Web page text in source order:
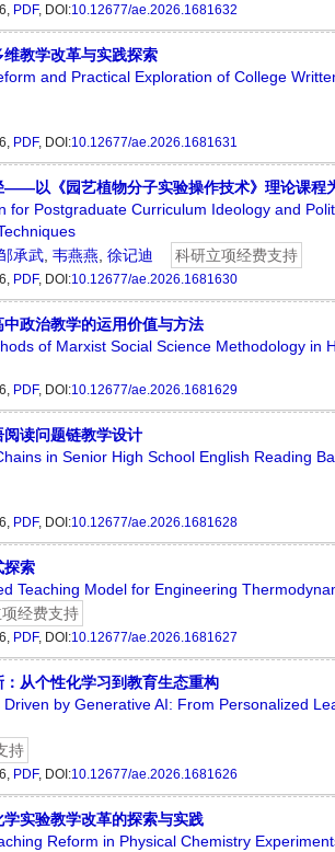
PDF, DOI:10.12677/ae.2026.1681632
教学改革与实践探索
and Practical Exploration of College
PDF, DOI:10.12677/ae.2026.1681631
——以《园艺植物分子实验操作技术》理论课程
for Postgraduate Curriculum Ideology and
承武, 韦燕燕, 徐记迪 科研立项经费支持
PDF, DOI:10.12677/ae.2026.1681630
政治教学的运用价值与方法
of Marxist Social Science Methodology in
PDF, DOI:10.12677/ae.2026.1681629
读问题链教学设计
in Senior High School English Reading
PDF, DOI:10.12677/ae.2026.1681628
探索
Teaching Model for Engineering
经费支持
PDF, DOI:10.12677/ae.2026.1681627
从个性化学习到教育生态重构
by Generative AI: From Personalized
持
PDF, DOI:10.12677/ae.2026.1681626
实验教学改革的探索与实践
Reform in Physical Chemistry